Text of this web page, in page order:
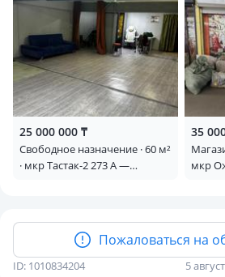
25 000 000 ₸
Свободное назначение · 60 м²
· мкр Тастак-2 273 А —
35
мкр
Пожаловаться на
ID: 1010834204 5